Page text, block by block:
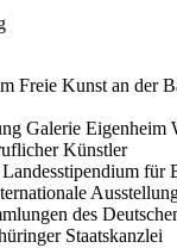
Freie Kunst an der
Galerie Eigenheim
Künstler
für
des
Staatskanzlei